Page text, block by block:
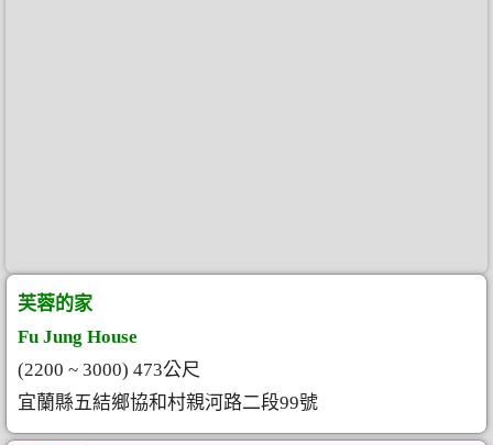
芙蓉的家
Fu Jung House
(2200 ~ 3000) 473公尺
宜蘭縣五結鄉協和村親河路二段99號